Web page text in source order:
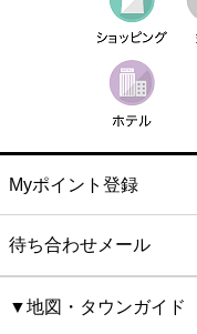
Myポイント登録
待ち合わせメール
▼地図・タウンガイド